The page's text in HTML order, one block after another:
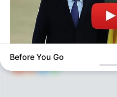
REKLAM
Before You Go